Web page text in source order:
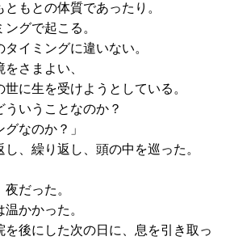
もとの体質であったり。
グで起こる。
タイミングに違いない。
さまよい、
に生を受けようとしている。
ういうことなのか？
なのか？」
、繰り返し、頭の中を巡った。
だった。
かかった。
後にした次の日に、息を引き取っ